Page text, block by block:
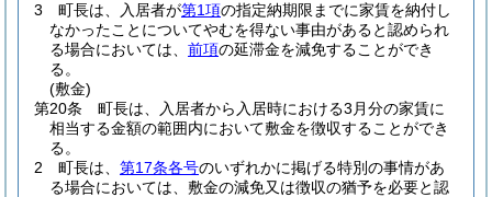
3
町長は、入居者が第1項の指定納期限までに家賃を納付し
なかったことについてやむを得ない事由があると認められ
る場合においては、 前項の延滞金を減免することができ
る。
(敷金)
第20条
町長は、入居者から入居時における3月分の家賃に
相当する金額の範囲内において敷金を徴収することができ
る。
2
町長は、 第17条各号のいずれかに掲げる特別の事情があ
る場合においては、敷金の減免又は徴収の猶予を必要と認